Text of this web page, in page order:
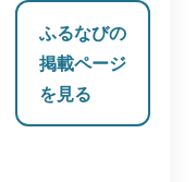
ふるなびの
掲載ページ
を見る